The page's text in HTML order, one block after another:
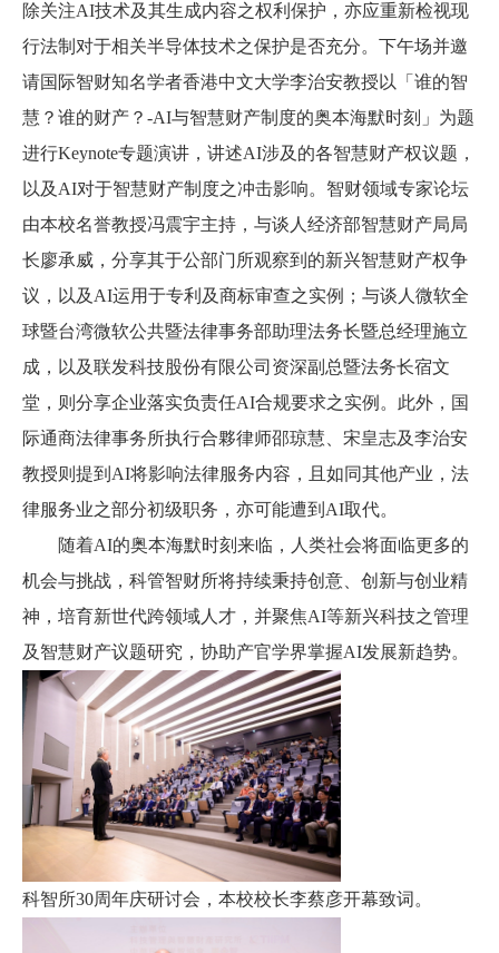
除关注AI技术及其生成内容之权利保护，亦应重新检视现
行法制对于相关半导体技术之保护是否充分。下午场并邀
请国际智财知名学者香港中文大学李治安教授以「谁的智
慧？谁的财产？ -AI与智慧财产制度的奥本海默时刻」为题
进行Keynote专题演讲，讲述AI涉及的各智慧财产权议题，
以及 AI对于智慧财产制度之冲击影响。智财领域专家论坛
由本校名誉教授冯震宇主持，与谈人经济部智慧财产局局
长廖承威，分享其于公部门所观察到的新兴智慧财产权争
议，以及 AI运用于专利及商标审查之实例；与谈人微软全
球暨台湾微软公共暨法律事务部助理法务长暨总经理施立
成，以及联发科技股份有限公司资深副总暨法务长宿文
堂，则分享企业落实负责任AI合规要求之实例。此外，国
际通商法律事务所执行合夥律师邵琼慧、宋皇志及李治安
教授则提到 AI将影响法律服务内容，且如同其他产业，法
律服务业之部分初级职务，亦可能遭到 AI取代。
随着AI的奥本海默时刻来临，人类社会将面临更多的
机会与挑战，科管智财所将持续秉持创意、创新与创业精
神，培育新世代跨领域人才，并聚焦AI等新兴科技之管理
及智慧财产议题研究，协助产官学界掌握AI发展新趋势。
科智所30周年庆研讨会，本校校长李蔡彦开幕致词。